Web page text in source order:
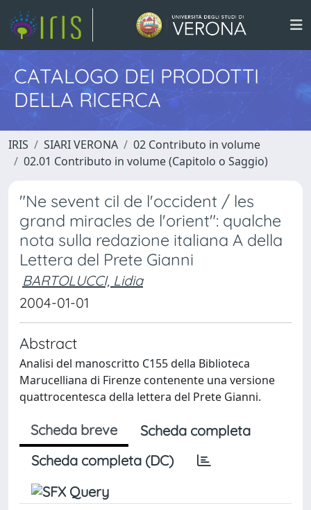
CATALOGO DEI PRODOTTI
DELLA RICERCA
IRIS SIARI VERONA
02 Contributo in volume
02.01 Contributo in volume (Capitolo o Saggio)
"Ne sevent cil de l'occident / les
grand miracles de l'orient": qualche
nota sulla redazione italiana A della
Lettera del Prete Gianni
BARTOLUCCI, Lidia
2004-01-01
Abstract
Analisi del manoscritto C155 della Biblioteca
Marucelliana di Firenze contenente una versione
quattrocentesca della lettera del Prete Gianni.
Scheda breve
Scheda completa
Scheda completa (DC)